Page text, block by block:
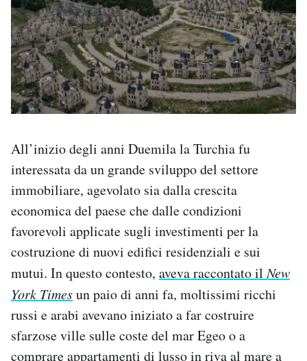
All’inizio degli anni Duemila la Turchia fu
interessata da un grande sviluppo del settore
immobiliare, agevolato sia dalla crescita
economica del paese che dalle condizioni
favorevoli applicate sugli investimenti per la
costruzione di nuovi edifici residenziali e sui
mutui. In questo contesto, aveva raccontato ilNew
York Timesun paio di anni fa, moltissimi ricchi
russi e arabi avevano iniziato a far costruire
sfarzose ville sulle coste del mar Egeo o a
comprare appartamenti di lusso in riva al mare a